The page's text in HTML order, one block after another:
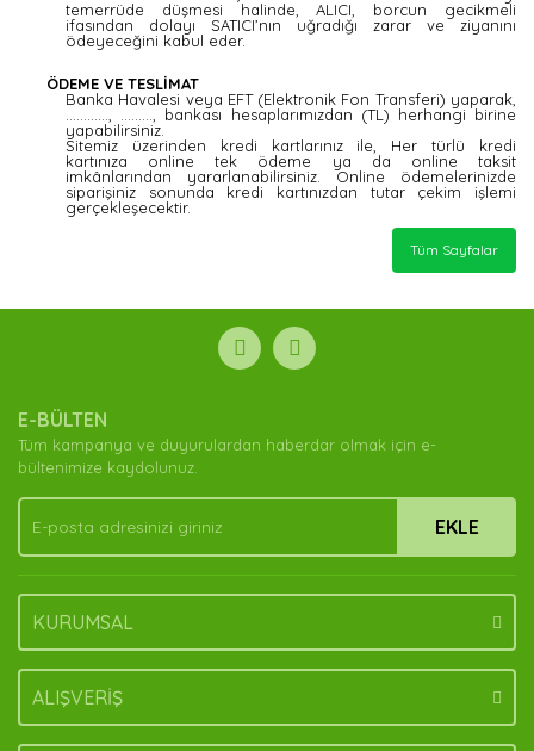
temerrüde düşmesi halinde, ALICI, borcun gecikmeli
ifasından dolayı SATICI’nın uğradığı zarar ve ziyanını
ödeyeceğini kabul eder.
ÖDEME VE TESLİMAT
Banka Havalesi veya EFT (Elektronik Fon Transferi) yaparak,
............, ........., bankası hesaplarımızdan (TL) herhangi birine
yapabilirsiniz.
Sitemiz üzerinden kredi kartlarınız ile, Her türlü kredi
kartınıza online tek ödeme ya da online taksit
imkânlarından yararlanabilirsiniz. Online ödemelerinizde
siparişiniz sonunda kredi kartınızdan tutar çekim işlemi
gerçekleşecektir.
Tüm Sayfalar
E-BÜLTEN
Tüm kampanya ve duyurulardan haberdar olmak için e-
bültenimize kaydolunuz.
EKLE
KURUMSAL
ALIŞVERİŞ